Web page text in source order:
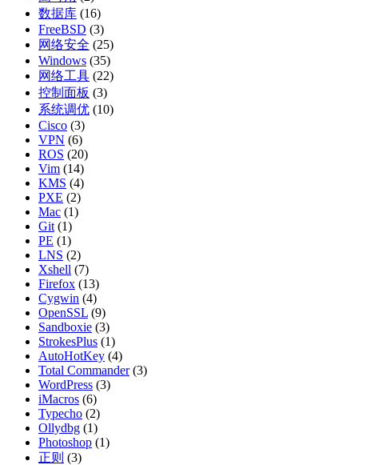
数据库 (16)
FreeBSD (3)
网络安全 (25)
Windows (35)
网络工具 (22)
控制面板 (3)
系统调优 (10)
Cisco (3)
VPN (6)
ROS (20)
Vim (14)
KMS (4)
PXE (2)
Mac (1)
Git (1)
PE (1)
LNS (2)
Xshell (7)
Firefox (13)
Cygwin (4)
OpenSSL (9)
Sandboxie (3)
StrokesPlus (1)
AutoHotKey (4)
Total Commander(3)
WordPress (3)
iMacros (6)
Typecho (2)
Ollydbg (1)
Photoshop (1)
正则 (3)